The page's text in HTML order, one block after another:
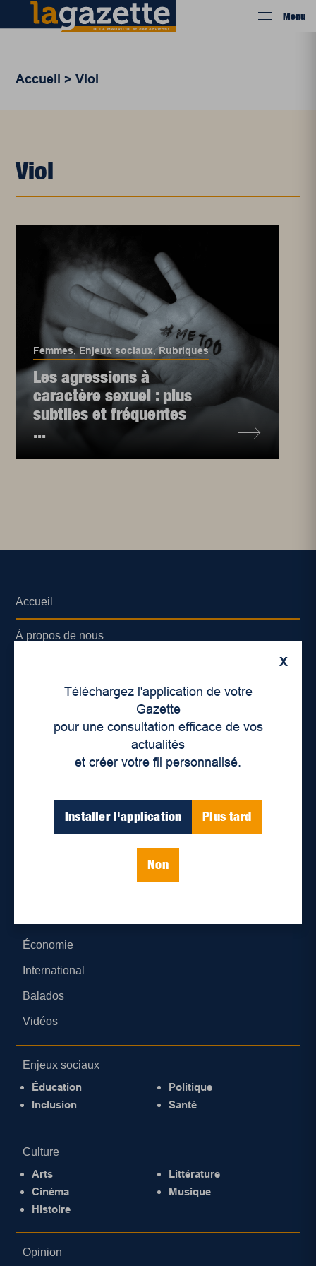
Menu
Accueil >Viol
Viol
Femmes,Enjeux sociaux,Rubriques
Les agressions à
caractère sexuel : plus
subtiles et fréquentes
...
X
Téléchargez l'application de votre
Gazette
pour une consultation efficace de vos
actualités
et créer votre fil personnalisé.
Installer l'application Plus tard
Non
Accueil
À propos de nous
Lieux de distribution
Économie
International
Balados
Vidéos
Enjeux sociaux
Éducation
Inclusion
Politique
Santé
Culture
Arts
Cinéma
Histoire
Littérature
Musique
Opinion